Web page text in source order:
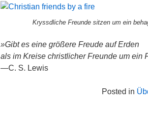
Kryssdliche Freunde sitzen um ein
»Gibt es eine größere Freude auf Erden
als im Kreise christlicher Freunde um ein
—C. S. Lewis
Posted in